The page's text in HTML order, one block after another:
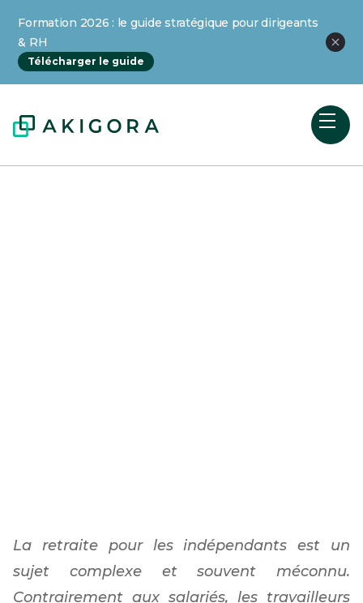
Formation 2026 : le guide stratégique pour dirigeants
& RH
Télécharger le guide
La retraite pour les indépendants est un
sujet complexe et souvent méconnu.
Contrairement aux salariés, les travailleurs